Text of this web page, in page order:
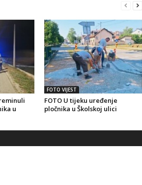
u
FOTO VIJEST
FOTO U tijeku uređenje
pločnika u Školskoj ulici